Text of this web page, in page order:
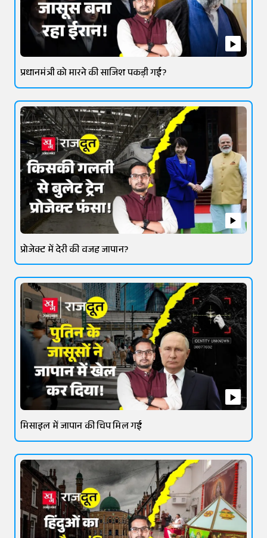
प्रधानमंत्री को मारने की साजिश पकड़ी गई?
प्रोजेक्ट में देरी की वजह जापान?
मिसाइल में जापान की चिप मिल गई